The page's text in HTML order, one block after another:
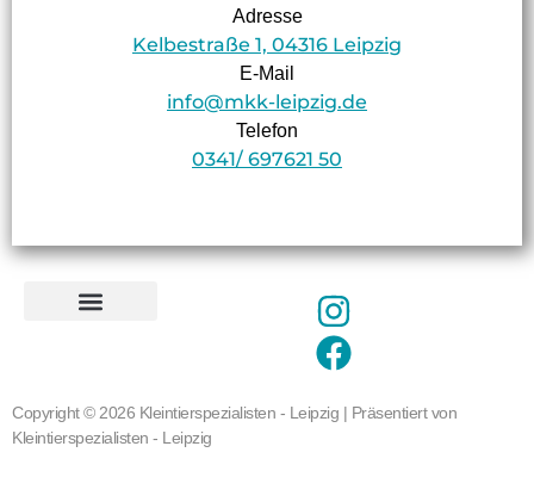
Adresse
Kelbestraße 1, 04316 Leipzig
E-Mail
info@mkk-leipzig.de
Telefon
0341/ 697621 50
Copyright © 2026 Kleintierspezialisten - Leipzig | Präsentiert von
Kleintierspezialisten - Leipzig